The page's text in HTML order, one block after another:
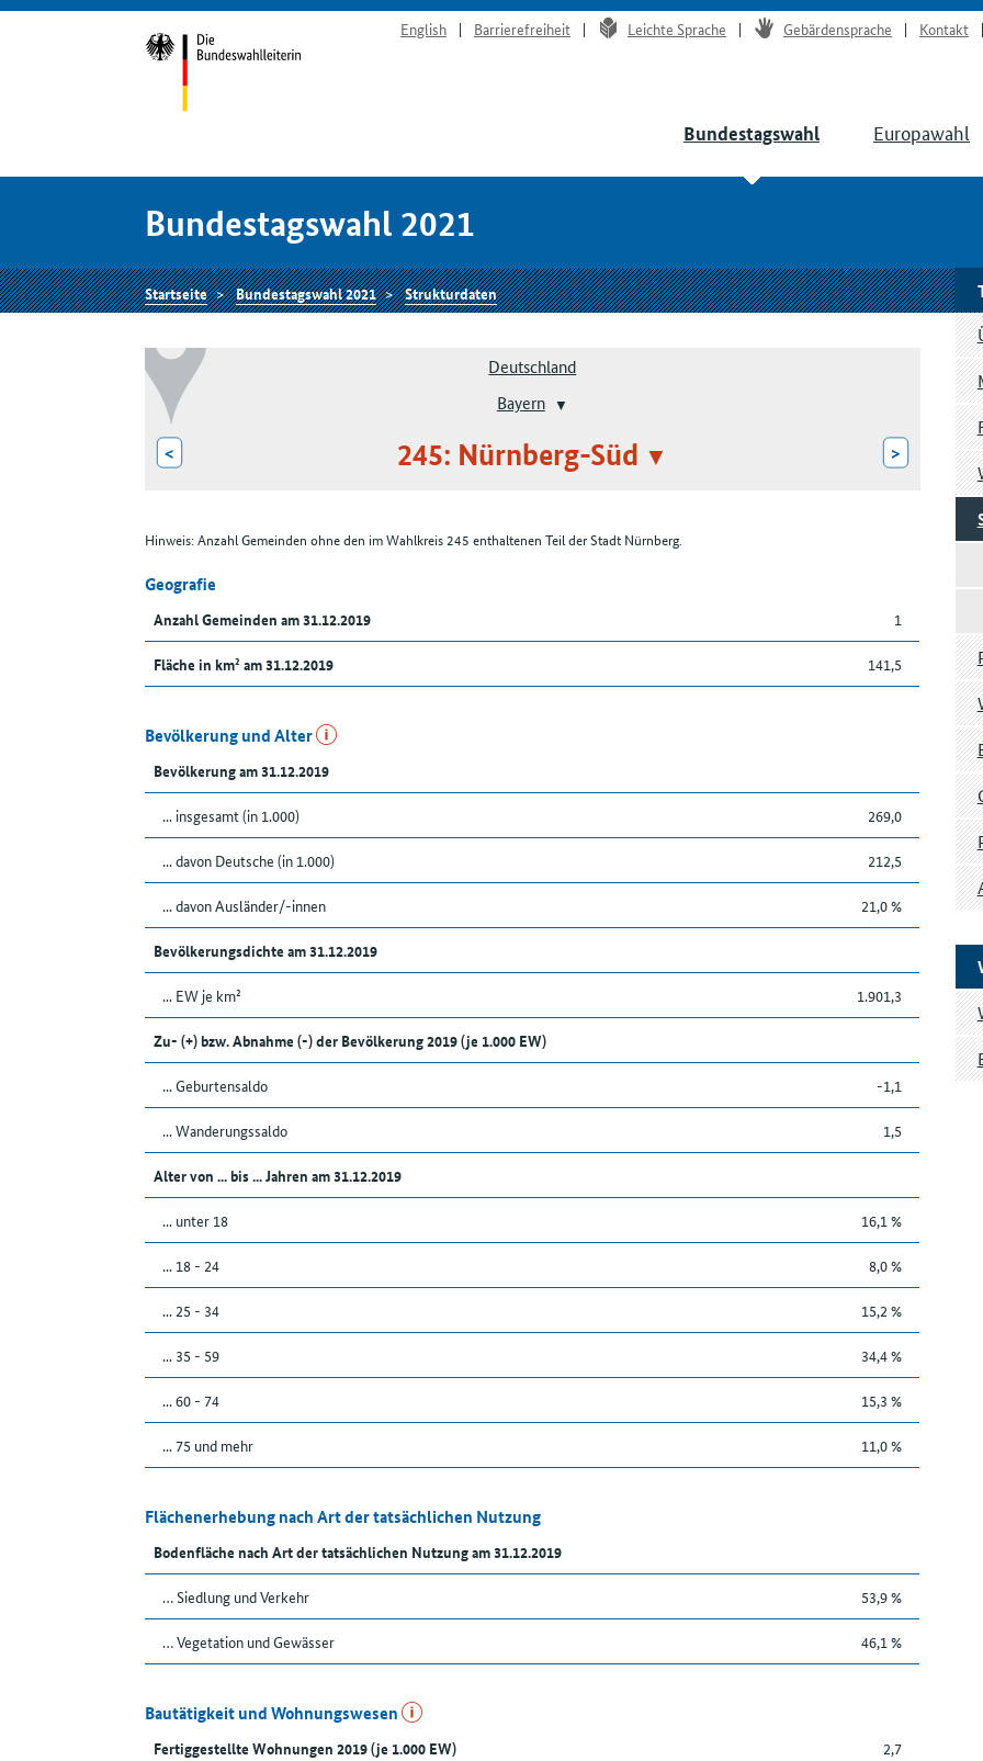
English Barrierefreiheit Leichte Sprache Gebärdensprache Kontakt
Bundestagswahl Europawahl
Bundestagswahl 2021
Startseite Bundestagswahl 2021 Strukturdaten
Deutschland
Bayern
< 245: Nürnberg-Süd >
Hinweis: Anzahl Gemeinden ohne den im Wahlkreis 245 enthaltenen Teil der Stadt Nürnberg.
Geografie
Anzahl Gemeinden am 31.12.2019 1
Fläche in km² am 31.12.2019 141,5
Bevölkerung und Alter
Bevölkerung am 31.12.2019
... insgesamt (in 1.000) 269,0
... davon Deutsche (in 1.000) 212,5
... davon Ausländer/-innen 21,0 %
Bevölkerungsdichte am 31.12.2019
... EW je km² 1.901,3
Zu- (+) bzw. Abnahme (-) der Bevölkerung 2019 (je 1.000 EW)
... Geburtensaldo -1,1
... Wanderungssaldo 1,5
Alter von ... bis ... Jahren am 31.12.2019
... unter 18 16,1 %
... 18 - 24 8,0 %
... 25 - 34 15,2 %
... 35 - 59 34,4 %
... 60 - 74 15,3 %
... 75 und mehr 11,0 %
Flächenerhebung nach Art der tatsächlichen Nutzung
Bodenfläche nach Art der tatsächlichen Nutzung am 31.12.2019
… Siedlung und Verkehr 53,9 %
… Vegetation und Gewässer 46,1 %
Bautätigkeit und Wohnungswesen
Fertiggestellte Wohnungen 2019 (je 1.000 EW) 2,7